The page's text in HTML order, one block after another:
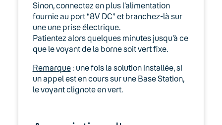
Sinon, connectez en plus l’alimentation
fournie au port “8V DC” et branchez-là sur
une une prise électrique.
Patientez alors quelques minutes jusqu’à ce
que le voyant de la borne soit vert fixe.
Remarque: une fois la solution installée, si
un appel est en cours sur une Base Station,
le voyant clignote en vert.